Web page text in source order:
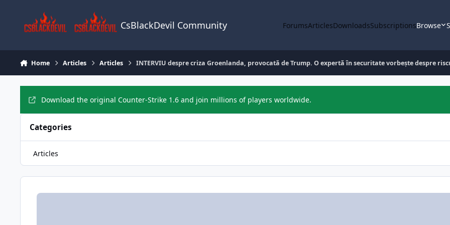
CsBlackDevil Community ForumsArticlesDownloadsSubscriptionsBrowse
Home Articles Articles INTERVIU despre criza Groenlanda, provocată de Trump. O expertă în securitate vorbește despre
Download the original Counter-Strike 1.6 and join millions of players worldwide.
Categories
Articles